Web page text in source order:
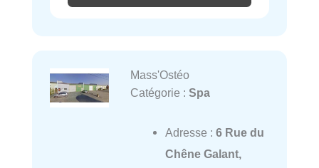
Mass'Ostéo
Catégorie : Spa
Adresse : 6 Rue du
Chêne Galant,